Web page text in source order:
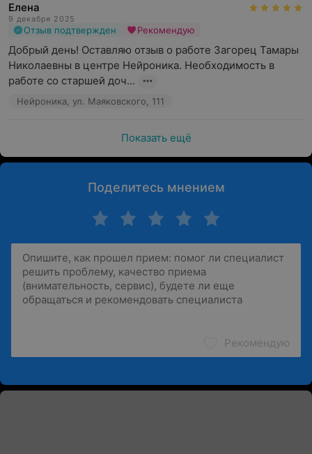
Елена
9 декабря 2025
Отзыв подтвержден Рекомендую
Добрый день! Оставляю отзыв о работе Загорец Тамары
Николаевны в центре Нейроника. Необходимость в
работе со старшей доч...
Нейроника, ул. Маяковского, 111
Показать ещё
Поделитесь мнением
Рекомендую